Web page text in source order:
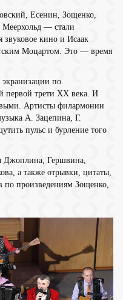
Есенин, Зощенко,
Меерхольд — стали
звуковое кино и Исаак
Моцартом. Это — время
экранизации по
первой трети ХХ века. И
Артисты филармонии
А. Зацепина, Г.
пульс и бурление того
Джоплина, Гершвина,
а также отрывки, цитаты,
произведениям Зощенко,